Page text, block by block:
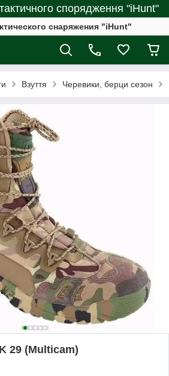
спорядження "iHunt"
снаряжения "iHunt"
Взуття Черевики, берци сезон
29 (Multicam)